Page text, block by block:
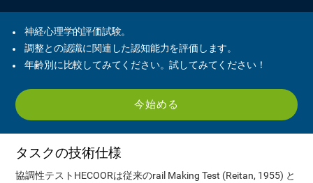
神経心理学的評価試験。
調整との認識に関連した認知能力を評価します。
年齢別に比較してみてください。試してみてください！
今始める
タスクの技術仕様
協調性テストHECOORは従来のrail Making Test (Reitan, 1955) と